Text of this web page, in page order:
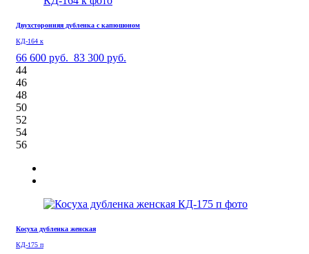
Двухсторонняя дубленка с капюшоном
КД-164 к
66 600 руб. 83 300 руб.
44
46
48
50
52
54
56
Косуха дубленка женская
КД-175 п